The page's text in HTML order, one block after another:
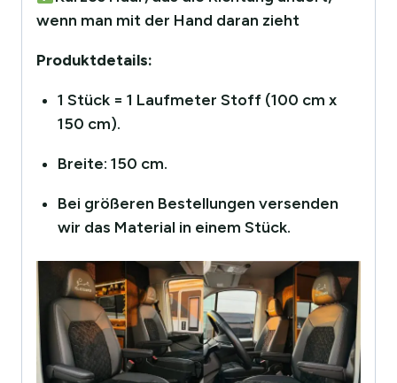
wenn man mit der Hand daran zieht
Produktdetails:
1 Stück = 1 Laufmeter Stoff (100 cm x
150 cm).
Breite: 150 cm.
Bei größeren Bestellungen versenden
wir das Material in einem Stück.